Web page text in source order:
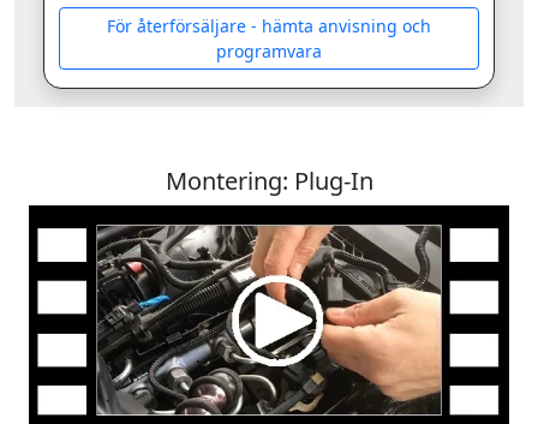
För återförsäljare - hämta anvisning och
programvara
Montering: Plug-In